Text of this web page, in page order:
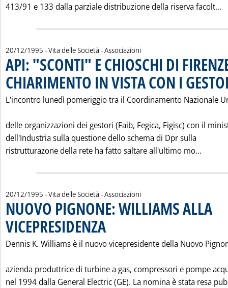
413/91 e 133 dalla parziale distribuzione della riserva facolt...
20/12/1995 - Vita delle Società - Associazioni
API: "SCONTI" E CHIOSCHI DI
CHIARIMENTO IN VISTA CON I
L'incontro lunedì pomeriggio tra il Coordinamento Nazionale
delle organizzazioni dei gestori (Faib, Fegica, Figisc) con il
dell'Industria sulla questione dello schema di Dpr sulla
ristrutturazone della rete ha fatto saltare all'ultimo mo...
20/12/1995 - Vita delle Società - Associazioni
NUOVO PIGNONE: WILLIAMS ALLA
VICEPRESIDENZA
Dennis K. Williams è il nuovo vicepresidente della Nuovo
azienda produttrice di turbine a gas, compressori e pompe
nel 1994 dalla General Electric (GE). La nomina è stata resa